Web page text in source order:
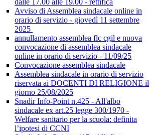
dalle 17.00 alle 19.00 - rettifica
Avviso di Assemblea sindacale online in
orario di servizio - giovedì 11 settembre
2025
annullamento assemblea flc cgil e nuova
convocazione di assemblea sindacale
online in orario di servizio - 11/09/25
Convocazione assemblea sindacale
Assemblea sindacale in orario di servizio
riservata ai DOCENTI DI RELIGIONE il
giorno 25/08/2025
Snadir Info-Point n.425 - All'albo
sindacale ex art.25 legge 300/1970 -
Welfare sanitario per la scuola: definita
l’ipotesi di CCNI